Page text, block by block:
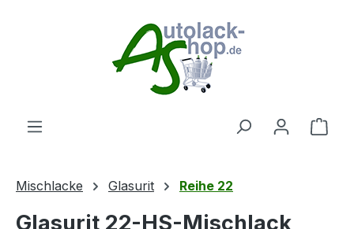
Mischlacke Glasurit Reihe 22
Glasurit 22-HS-Mischlack